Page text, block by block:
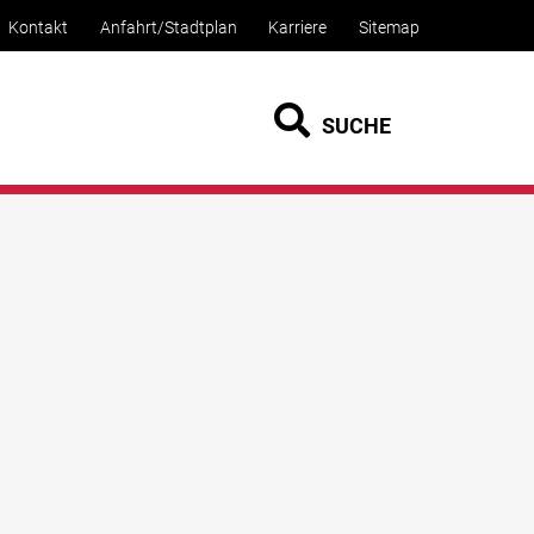
Kontakt Anfahrt/Stadtplan Karriere Sitemap
SUCHE